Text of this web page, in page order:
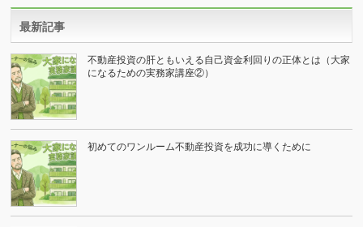
最新記事
不動産投資の肝ともいえる自己資金利回りの正体とは（大家
になるための実務家講座②）
初めてのワンルーム不動産投資を成功に導くために